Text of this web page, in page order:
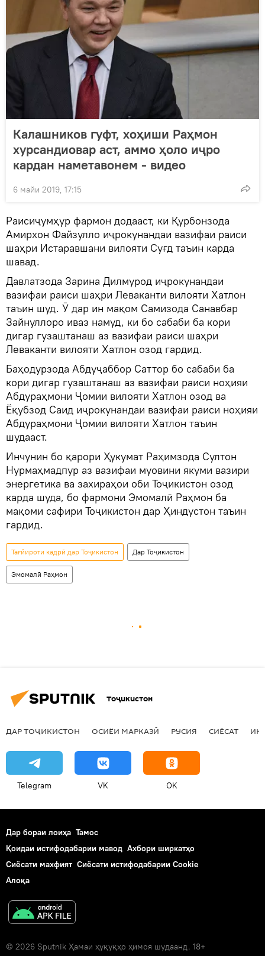
Калашников гуфт, хоҳиши Раҳмон
хурсандиовар аст, аммо ҳоло иҷро
кардан наметавонем - видео
6 майи 2019, 17:15
Раисиҷумҳур фармон додааст, ки Қурбонзода
Амирхон Файзулло иҷрокунандаи вазифаи раиси
шаҳри Истаравшани вилояти Суғд таъин карда
шавад.
Давлатзода Зарина Дилмурод иҷрокунандаи
вазифаи раиси шаҳри Леваканти вилояти Хатлон
таъин шуд. Ӯ дар ин мақом Самизода Санавбар
Зайнуллоро иваз намуд, ки бо сабаби ба кори
дигар гузаштанаш аз вазифаи раиси шаҳри
Леваканти вилояти Хатлон озод гардид.
Баҳодурзода Абдуҷаббор Саттор бо сабаби ба
кори дигар гузаштанаш аз вазифаи раиси ноҳияи
Абдураҳмони Ҷомии вилояти Хатлон озод ва
Ёқубзод Саид иҷрокунандаи вазифаи раиси ноҳияи
Абдураҳмони Ҷомии вилояти Хатлон таъин
шудааст.
Инчунин бо қарори Ҳукумат Раҳимзода Султон
Нурмаҳмадпур аз вазифаи муовини якуми вазири
энергетика ва захираҳои оби Тоҷикистон озод
карда шуда, бо фармони Эмомалӣ Раҳмон ба
мақоми сафири Тоҷикистон дар Ҳиндустон таъин
гардид.
Тағйироти кадрӣ дар Тоҷикистон Дар Тоҷикистон
Эмомалӣ Раҳмон
Тоҷикистон
ДАР ТОҶИКИСТОН ОСИЁИ МАРКАЗӢ РУСИЯ СИЁСАТ
Telegram VK OK
Дар бораи лоиҳа Тамос
Қоидаи истифодабарии мавод Ахбори ширкатҳо
Сиёсати махфият Сиёсати истифодабарии Cookie
Алоқа
© 2026 Sputnik Ҳамаи ҳуқуқҳо ҳимоя шудаанд. 18+